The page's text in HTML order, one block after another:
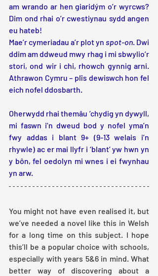
am wrando ar hen giaridým o’r wyrcws?
Dim ond rhai o’r cwestiynau sydd angen
eu hateb!
Mae’r cymeriadau a’r plot yn spot-on. Dwi
ddim am ddweud mwy rhag i mi sbwylio’r
stori, ond wir i chi, rhowch gynnig arni.
Athrawon Cymru – plîs dewiswch hon fel
eich nofel ddosbarth.
Oherwydd rhai themâu ’chydig yn dywyll,
mi faswn i’n dweud bod y nofel yma’n
fwy addas i blant 9+ (9-13 welais i’n
rhywle) ac er mai llyfr i ‘blant’ yw hwn yn
y bôn, fel oedolyn mi wnes i ei fwynhau
yn arw.
You might not have even realised it, but
we’ve needed a novel like this in Welsh
for a long time on this subject. I hope
this’ll be a popular choice with schools,
especially with years 5&6 in mind. What
better way of discovering about a